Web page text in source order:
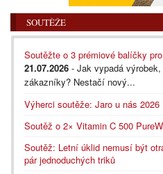
SOUTĚŽE
Soutěžte o 3 prémiové balíčky
21.07.2026 - Jak vypadá
zákazníky? Nestačí nový...
Výherci soutěže: Jaro u nás 2026
Soutěž o 2× Vitamin C 500
Soutěž: Letní úklid nemusí být
pár jednoduchých triků